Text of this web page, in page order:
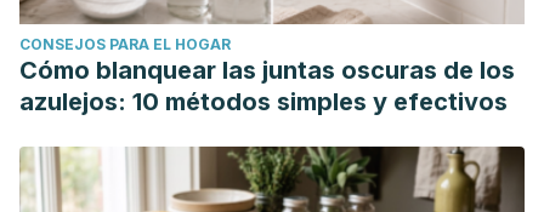
CONSEJOS PARA EL HOGAR
Cómo blanquear las juntas oscuras de los
azulejos: 10 métodos simples y efectivos